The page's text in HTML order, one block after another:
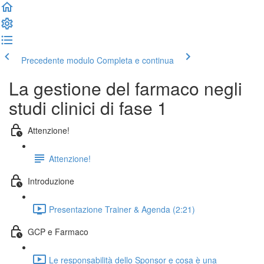
Precedente modulo Completa e continua
La gestione del farmaco negli
studi clinici di fase 1
Attenzione!
Attenzione!
Introduzione
Presentazione Trainer & Agenda (2:21)
GCP e Farmaco
Le responsabilità dello Sponsor e cosa è una